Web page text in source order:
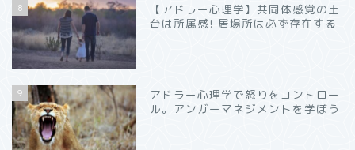
8
【アドラー心理学】共同体感覚の土
台は所属感! 居場所は必ず存在する
9
アドラー心理学で怒りをコントロー
ル。アンガーマネジメントを学ぼう